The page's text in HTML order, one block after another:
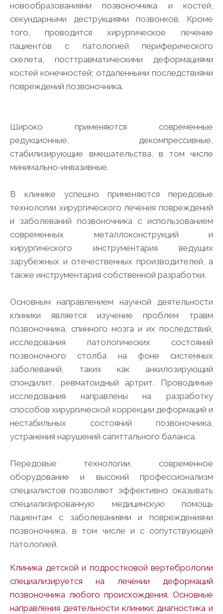
новообразованиями позвоночника и костей,
секундарными деструкциями позвонков. Кроме
того, проводится хирургическое лечение
пациентов с патологией периферического
скелета, посттравматическими деформациями
костей конечностей; отдаленными последствиями
повреждений позвоночника.
Широко применяются современные
редукционные, декомпрессивные,
стабилизирующие вмешательства, в том числе
минимально-инвазивные.
В клинике успешно применяются передовые
технологии хирургического лечения повреждений
и заболеваний позвоночника с использованием
современных металлоконструкций и
хирургического инструментария ведущих
зарубежных и отечественных производителей, а
также инструментария собственной разработки.
Основным направлением научной деятельности
клиники является изучение проблем травм
позвоночника, спинного мозга и их последствий,
исследования патологических состояний
позвоночного столба на фоне системных
заболеваний, таких как анкилозирующий
спондилит, ревматоидный артрит. Проводимые
исследования направлены на разработку
способов хирургической коррекции деформаций и
нестабильных состояний позвоночника,
устранения нарушений сагиттального баланса.
Передовые технологии, современное
оборудование и высокий профессионализм
специалистов позволяют эффективно оказывать
специализированную медицинскую помощь
пациентам с заболеваниями и повреждениями
позвоночника, в том числе и с сопутствующей
патологией.
Клиника детской и подростковой вертебрологии
специализируется на лечении деформаций
позвоночника любого происхождения. Основные
направления деятельности клиники: диагностика и